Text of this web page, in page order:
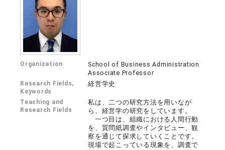
Organization
School of Business Administration
Associate Professor
Research Fields,
Keywords
経営学史
Teaching and
Research Fields
私は、二つの研究方法を用いなが
ら、経営学の研究をしています。
一つ目は、組織における人間行動
を、質問紙調査やインタビュー、観
察を通じて探求していくことです。
現場で起こっている現象を、調査で